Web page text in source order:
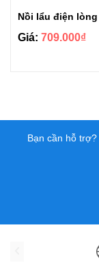
Nồi lẩu điện
Giá: 709.000₫
Bạn cần hỗ